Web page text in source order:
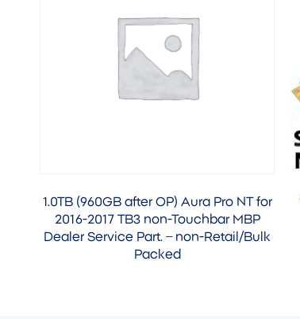
1.0TB (960GB after OP) Aura Pro NT for
2016-2017 TB3 non-Touchbar MBP
Dealer Service Part. – non-Retail/Bulk
Packed